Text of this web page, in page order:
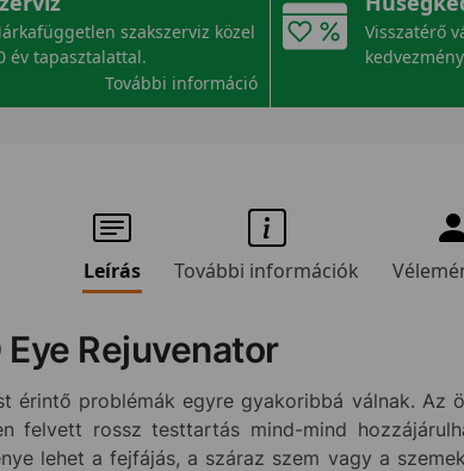
szakszerviz közel
év tapasztalattal.
További információ
Visszatérő
Leírás További információk
Eye Rejuvenator
érintő problémák egyre gyakoribbá válnak.
felvett rossz testtartás mind-mind
lehet a fejfájás, a száraz szem vagy a